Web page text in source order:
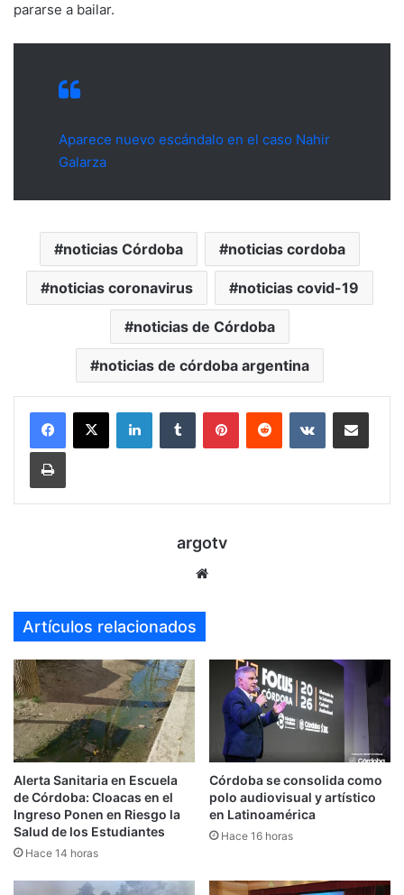
pararse a bailar.
Aparece nuevo escándalo en el caso Nahir
Galarza
noticias Córdoba noticias cordoba
noticias coronavirus noticias covid-19
noticias de Córdoba
noticias de córdoba argentina
LinkedInTumblr PinterestReddit VKontakteCompartir por mail
Imprimir
argotv
Artículos relacionados
Alerta Sanitaria en Escuela
de Córdoba: Cloacas en el
Ingreso Ponen en Riesgo la
Salud de los Estudiantes
Hace 14 horas
Córdoba se consolida como
polo audiovisual y artístico
en Latinoamérica
Hace 16 horas